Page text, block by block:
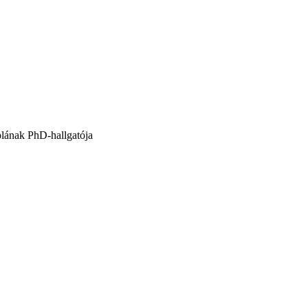
PhD-hallgatója